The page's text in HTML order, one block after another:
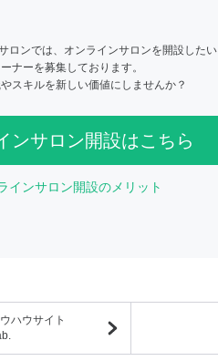
ロンでは、オンラインサロンを開設したい
ナーを募集しております。
スキルを新しい価値にしませんか？
ンサロン開設はこちら
インサロン開設のメリット
ハウサイト